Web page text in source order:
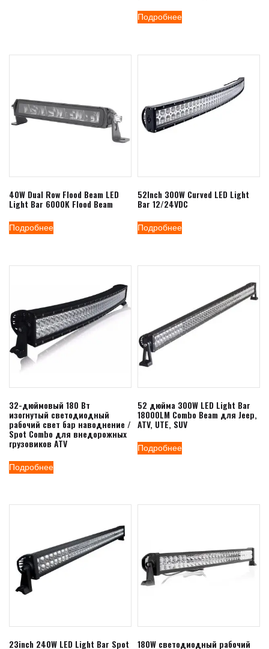
Подробнее
40W Dual Row Flood Beam LED
Light Bar 6000K Flood Beam
Подробнее
52Inch 300W Curved LED Light
Bar 12/24VDC
Подробнее
32-дюймовый 180 Вт
изогнутый светодиодный
рабочий свет бар наводнение /
Spot Combo для внедорожных
грузовиков ATV
Подробнее
52 дюйма 300W LED Light Bar
18000LM Combo Beam для Jeep,
ATV, UTE, SUV
Подробнее
23inch 240W LED Light Bar Spot 180W светодиодный рабочий